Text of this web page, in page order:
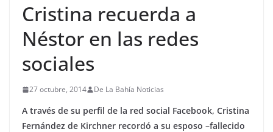
Cristina recuerda a
Néstor en las redes
sociales
27 octubre, 2014 De La Bahía Noticias
A través de su perfil de la red social Facebook, Cristina
Fernández de Kirchner recordó a su esposo –fallecido